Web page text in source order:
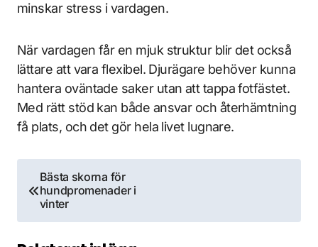
minskar stress i vardagen.
När vardagen får en mjuk struktur blir det också
lättare att vara flexibel. Djurägare behöver kunna
hantera oväntade saker utan att tappa fotfästet.
Med rätt stöd kan både ansvar och återhämtning
få plats, och det gör hela livet lugnare.
Inläggsnavigering
Bästa skorna för
hundpromenader i
vinter